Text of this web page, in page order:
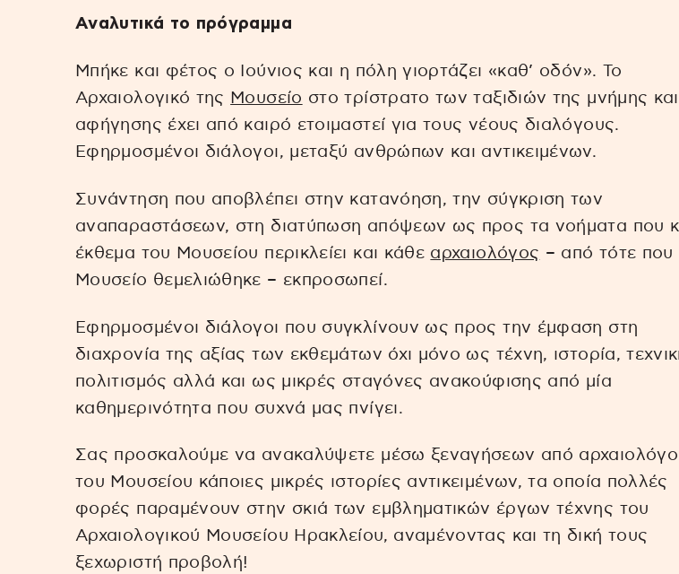
Αναλυτικά το πρόγραμμα
Μπήκε και φέτος ο Ιούνιος και η πόλη γιορτάζει «καθ’ οδόν». Το
Αρχαιολογικό της Μουσείο στο τρίστρατο των ταξιδιών της μνήμης
αφήγησης έχει από καιρό ετοιμαστεί για τους νέους διαλόγους.
Εφηρμοσμένοι διάλογοι, μεταξύ ανθρώπων και αντικειμένων.
Συνάντηση που αποβλέπει στην κατανόηση, την σύγκριση των
αναπαραστάσεων, στη διατύπωση απόψεων ως προς τα νοήματα που
έκθεμα του Μουσείου περικλείει και κάθε αρχαιολόγος – από τότε που
Μουσείο θεμελιώθηκε – εκπροσωπεί.
Εφηρμοσμένοι διάλογοι που συγκλίνουν ως προς την έμφαση στη
διαχρονία της αξίας των εκθεμάτων όχι μόνο ως τέχνη, ιστορία,
πολιτισμός αλλά και ως μικρές σταγόνες ανακούφισης από μία
καθημερινότητα που συχνά μας πνίγει.
Σας προσκαλούμε να ανακαλύψετε μέσω ξεναγήσεων από
του Μουσείου κάποιες μικρές ιστορίες αντικειμένων, τα οποία πολλές
φορές παραμένουν στην σκιά των εμβληματικών έργων τέχνης του
Αρχαιολογικού Μουσείου Ηρακλείου, αναμένοντας και τη δική τους
ξεχωριστή προβολή!